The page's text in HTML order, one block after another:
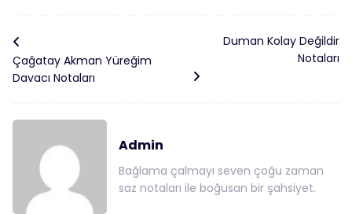
Çağatay Akman Yüreğim
Davacı Notaları
Duman Kolay Değildir
Notaları
Admin
Bağlama çalmayı seven çoğu zaman
saz notaları ile boğusan bir şahsiyet.